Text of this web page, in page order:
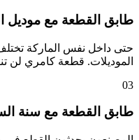
طابق القطعة مع موديل
حتى داخل نفس الماركة
الموديلات. قطعة كامري لن
03
طابق القطعة مع سنة